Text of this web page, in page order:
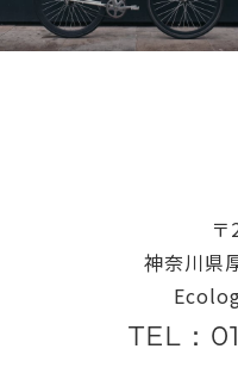
神奈川県
TEL：